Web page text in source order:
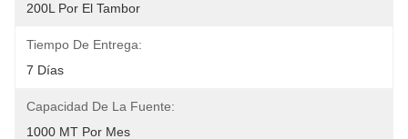
200L Por El Tambor
Tiempo De Entrega:
7 Días
Capacidad De La Fuente:
1000 MT Por Mes